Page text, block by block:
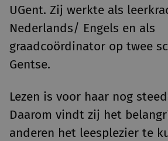
UGent. Zij werkte als
Nederlands/ Engels en als
graadcoördinator op twee
Gentse.
Lezen is voor haar nog
Daarom vindt zij het
anderen het leesplezier te